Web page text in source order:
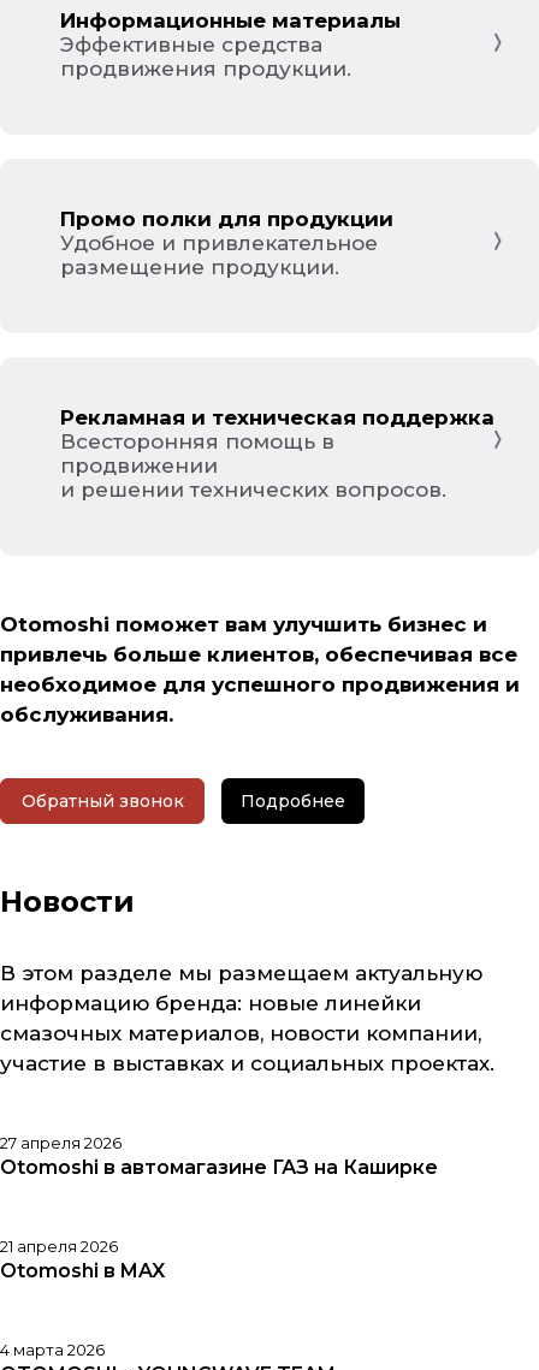
Информационные материалы
Эффективные средства
продвижения продукции.
Промо полки для продукции
Удобное и привлекательное
размещение продукции.
Рекламная и техническая поддержка
Всесторонняя помощь в
продвижении
и решении технических вопросов.
Otomoshi поможет вам улучшить бизнес и
привлечь больше клиентов, обеспечивая все
необходимое для успешного продвижения и
обслуживания.
Обратный звонок Подробнее
Новости
В этом разделе мы размещаем актуальную
информацию бренда: новые линейки
смазочных материалов, новости компании,
участие в выставках и социальных проектах.
27 апреля 2026
Otomoshi в автомагазине ГАЗ на Каширке
21 апреля 2026
Otomoshi в MAX
4 марта 2026